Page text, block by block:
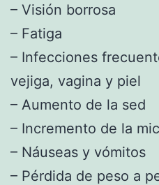
– Visión borrosa
– Fatiga
– Infecciones
vejiga, vagina y piel
– Aumento de la sed
– Incremento de la
– Náuseas y vómitos
– Pérdida de peso a